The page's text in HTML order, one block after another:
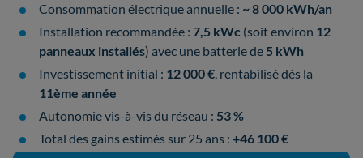
Consommation électrique annuelle : ~ 8 000 kWh/an
Installation recommandée : 7,5 kWc (soit environ 12
panneaux installés) avec une batterie de 5 kWh
Investissement initial : 12 000 €, rentabilisé dès la
11ème année
Autonomie vis-à-vis du réseau : 53 %
Total des gains estimés sur 25 ans : +46 100 €